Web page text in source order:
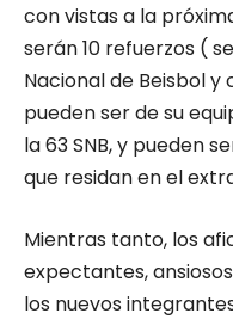
con vistas a la
serán 10 refuerzos (
Nacional de Beisbol
pueden ser de su
la 63 SNB, y pueden
que residan en el
Mientras tanto, los
expectantes,
los nuevos